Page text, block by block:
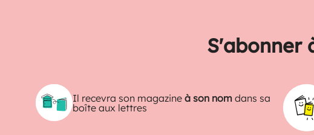
S'abonner
Il recevra son magazineà son nom dans sa
boîte aux lettres